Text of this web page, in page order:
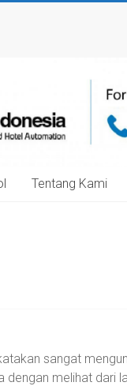
Tentang Kami
sangat
dengan melihat